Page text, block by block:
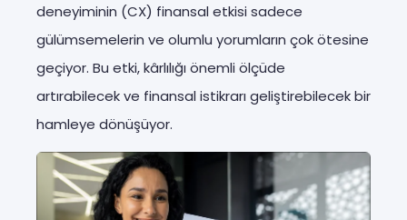
deneyiminin (CX) finansal etkisi sadece
gülümsemelerin ve olumlu yorumların çok ötesine
geçiyor. Bu etki, kârlılığı önemli ölçüde
artırabilecek ve finansal istikrarı geliştirebilecek bir
hamleye dönüşüyor.